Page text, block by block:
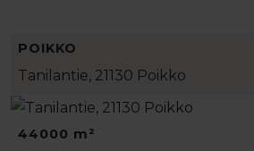
POIKKO
Tanilantie, 21130 Poikko
44000 m²